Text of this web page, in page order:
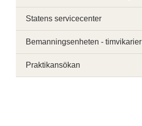
Statens servicecenter
Bemanningsenheten - timvikarier
Praktikansökan